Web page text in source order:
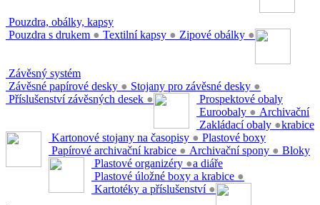
Pouzdra, obálky, kapsy
Pouzdra s drukem ● Textilní kapsy ● Zipové obálky ●
Závěsný systém
Závěsné papírové desky ● Stojany pro závěsné desky ●
Příslušenství závěsných desek ●
Prospektové obaly
Euroobaly ●
Zakládací obaly ●
Archivační
krabice
Kartonové stojany na časopisy ●
Papírové archivační krabice ● Archivační spony ●
Plastové boxy
Plastové organizéry ●
Plastové úložné boxy a krabice ●
Kartotéky a příslušenství ●
Bloky
a diáře